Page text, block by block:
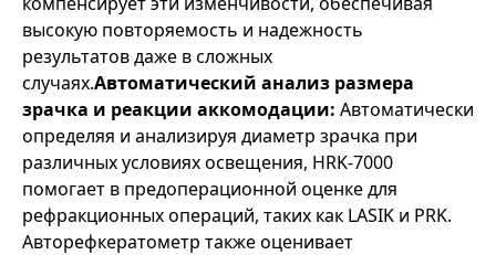
высокую повторяемость и надежность
результатов даже в сложных
случаях.Автоматический анализ размера
зрачка и реакции аккомодации: Автоматически
определяя и анализируя диаметр зрачка при
различных условиях освещения, HRK-7000
помогает в предоперационной оценке для
рефракционных операций, таких как LASIK и PRK.
Авторефкератометр также оценивает